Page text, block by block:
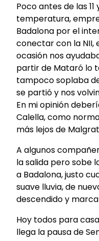
Poco antes de las 11
temperatura,
Badalona por el
conectar con la NII,
ocasión nos
partir de Mataró lo
tampoco soplaba
se partió y nos
En mi opinión
Calella, como
más lejos de
A algunos
la salida pero sobe
a Badalona, justo
suave lluvia, de
descendido y
Hoy todos para
llega la pausa de